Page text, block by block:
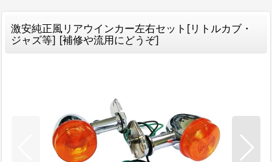
激安純正風リアウインカー左右セット[リトルカブ・
ジャズ等] [補修や流用にどうぞ]